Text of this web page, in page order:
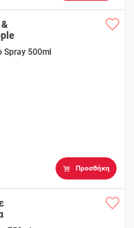
Spray 500ml
Προσθήκη